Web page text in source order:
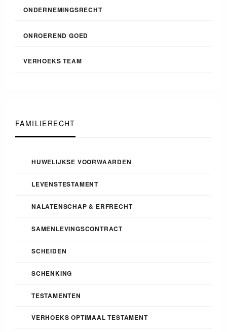
ONDERNEMINGSRECHT
ONROEREND GOED
VERHOEKS TEAM
FAMILIERECHT
HUWELIJKSE VOORWAARDEN
LEVENSTESTAMENT
NALATENSCHAP & ERFRECHT
SAMENLEVINGSCONTRACT
SCHEIDEN
SCHENKING
TESTAMENTEN
VERHOEKS OPTIMAAL TESTAMENT